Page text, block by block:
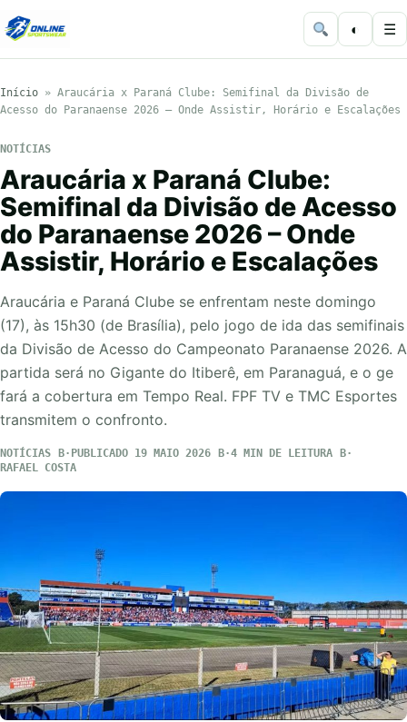
◐ ☰
Início » Araucária x Paraná Clube: Semifinal da Divisão de
Acesso do Paranaense 2026 – Onde Assistir, Horário e Escalações
NOTÍCIAS
Araucária x Paraná Clube:
Semifinal da Divisão de Acesso
do Paranaense 2026 – Onde
Assistir, Horário e Escalações
Araucária e Paraná Clube se enfrentam neste domingo
(17), às 15h30 (de Brasília), pelo jogo de ida das semifinais
da Divisão de Acesso do Campeonato Paranaense 2026. A
partida será no Gigante do Itiberê, em Paranaguá, e o ge
fará a cobertura em Tempo Real. FPF TV e TMC Esportes
transmitem o confronto.
NOTÍCIAS PUBLICADO 19 MAIO 2026
4 MIN DE LEITURA
RAFAEL COSTA